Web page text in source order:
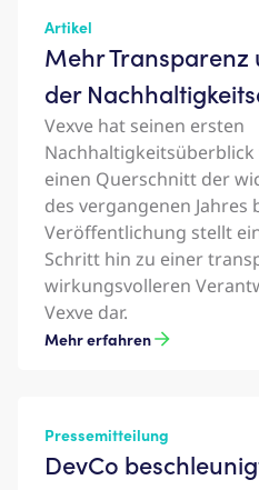
Artikel
Mehr Transparenz
der
Vexve hat seinen ersten
einen Querschnitt der
des vergangenen Jahres
Veröffentlichung stellt
Schritt hin zu einer
wirkungsvolleren
Vexve dar.
Mehr erfahren
Pressemitteilung
DevCo